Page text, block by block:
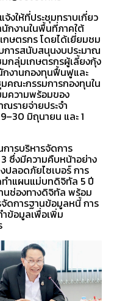
จ้งให้ที่ประชุมทราบเกี่ยว
กงานในพื้นที่ภาคใต้
กษตรกร โดยได้เยี่ยมชม
การสนับสนุนงบประมาณ
กลุ่มเกษตรกรผู้เลี้ยงกุ้ง
กงานกองทุนฟื้นฟูและ
คณะกรรมการกองทุนใน
มความพร้อมของ
ณรายจ่ายประจำ
มิถุนายน และ 1
ารบริหารจัดการ
ซึ่งมีความคืบหน้าอย่าง
ลอดภัยไซเบอร์ การ
ทำแผนแม่บทดิจิทัล 5 ปี
นช่องทางดิจิทัล พร้อม
ดการฐานข้อมูลหนี้ การ
ข้อมูลเพื่อเพิ่ม